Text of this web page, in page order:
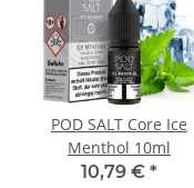
POD SALT Core Ice
Menthol 10ml
10,79 € *